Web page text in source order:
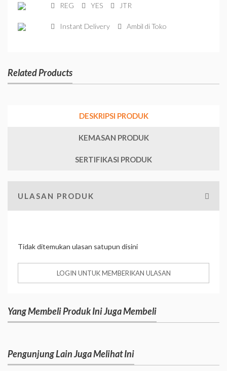
REG YES JTR
Instant Delivery Ambil di Toko
Related Products
DESKRIPSI PRODUK
KEMASAN PRODUK
SERTIFIKASI PRODUK
ULASAN PRODUK
Tidak ditemukan ulasan satupun disini
LOGIN UNTUK MEMBERIKAN ULASAN
Yang Membeli Produk Ini Juga Membeli
Pengunjung Lain Juga Melihat Ini